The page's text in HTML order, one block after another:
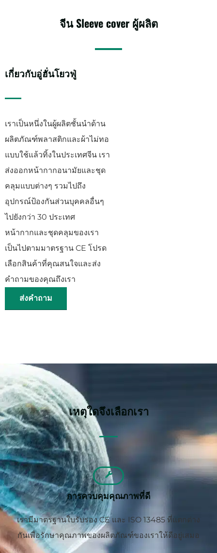
จีนSleeve coverผู้ผลิต
เกี่ยวกับอู่ฮั่นโยวฟู่
เราเป็นหนึ่งในผู้ผลิตชั้นนำด้าน
ผลิตภัณฑ์พลาสติกและผ้าไม่ทอ
แบบใช้แล้วทิ้งในประเทศจีน เรา
ส่งออกหน้ากากอนามัยและชุด
คลุมแบบต่างๆ รวมไปถึง
อุปกรณ์ป้องกันส่วนบุคคลอื่นๆ
ไปยังกว่า 30 ประเทศ
หน้ากากและชุดคลุมของเรา
เป็นไปตามมาตรฐาน CE โปรด
เลือกสินค้าที่คุณสนใจและส่ง
คำถามของคุณถึงเรา
ส่งคำถาม
เหตุใดจึงเลือกเรา
การควบคุมคุณภาพที่ดี
เรามีมาตรฐานใบรับรอง CE และ ISO 13485 ที่แตกต่าง
กันเพื่อรักษาคุณภาพของผลิตภัณฑ์ของเราให้ดีอยู่เสมอ